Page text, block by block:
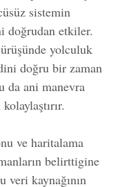
sistemin
doğrudan etkiler.
yolculuk
doğru bir zaman
da ani manevra
ve haritalama
belirttigine
kaynağının